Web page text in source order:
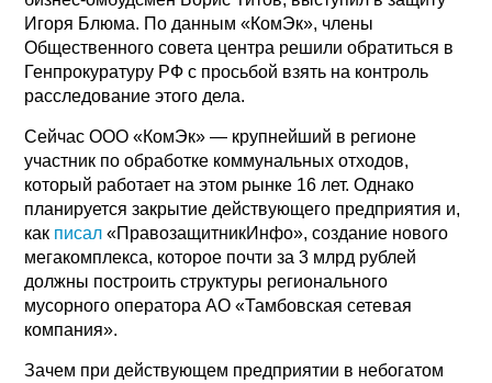
Игоря Блюма. По данным «КомЭк», члены
Общественного совета центра решили обратиться в
Генпрокуратуру РФ с просьбой взять на контроль
расследование этого дела.
Сейчас ООО «КомЭк» — крупнейший в регионе
участник по обработке коммунальных отходов,
который работает на этом рынке 16 лет. Однако
планируется закрытие действующего предприятия и,
как писал «ПравозащитникИнфо», создание нового
мегакомплекса, которое почти за 3 млрд рублей
должны построить структуры регионального
мусорного оператора АО «Тамбовская сетевая
компания».
Зачем при действующем предприятии в небогатом